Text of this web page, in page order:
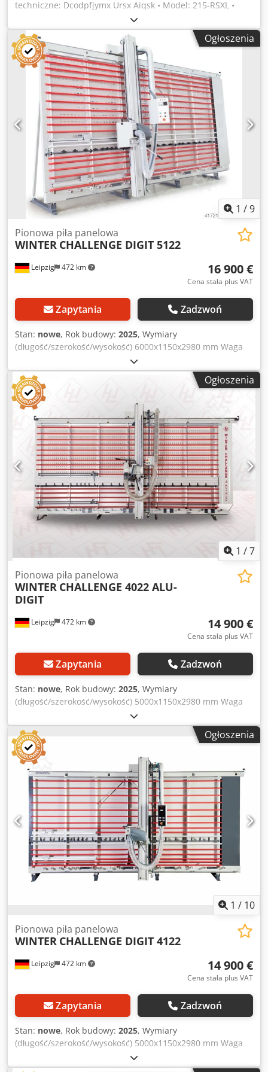
techniczne: Dcodpfjymx Ursx Aiqsk • Model: 215-RSXL •
Długość cięcia: 4150 mm • Wysokość cięcia: 2150 mm •
Maksymalna głębokość cięcia: 80 mm • Maksymalna
średnica tarczy tnącej: 300 mm • Moc silnika: 3 kW •
Prędkość obrotowa: 4200 obr./min • Posuw: 10 lub 20
m/min • Powrót: 20 m/min • Ciśnienie robocze: 6 bar
Ogłoszenia
1 /9
Leipzig 472 km
Pionowa piła panelowa
WINTER CHALLENGE DIGIT 5122
16 900 €
Cena stała plus VAT
Zapytania Zadzwoń
Stan: nowe, Rok budowy: 2025, Wymiary
(długość/szerokość/wysokość) 6000x1150x2980 mm Waga
800 kg Całkowite zapotrzebowanie mocy 3 kW Pionowa piła
panelowa WYZWANIE CYFROWE 5122 - Długość cięcia
poziomego 5100 mm - Wysokość cięcia w pionie 2200 mm -
Głębokość cięcia 60 mm - Średnica tarczy piły 250 x 30 mm
- Prędkość obrotowa głównej tarczy piły 5800 obr./min. -
Prędkość obrotowa piły podcinającej 7800 obr./min - Silnik
3,0 kW / 400 V - Dysza odciągowa 100 mm - rama maszyny
wolnostojąca, odporna na skręcanie - Wymiary montażowe
Dł.=6000, Szer.=1150, Wys.=2980 mm - Waga 800kg w tym: -
Jednostka punktacji - Główna tarcza piły 250x3,2x30 mm Z
80 TF - Jednostka podcinająca z tarczą tnącą 125x30 mm Z
24 stożkową - Cyfrowy wyświetlacz przekrojów poziomych -
Cyfrowy wyświetlacz przekrojów pionowych -
automatycznie odchylana rama listwowa - Rolki
Ogłoszenia
1 /7
Leipzig 472 km
Pionowa piła panelowa
WINTER CHALLENGE 4022 ALU-
DIGIT
14 900 €
Cena stała plus VAT
Zapytania Zadzwoń
Stan: nowe, Rok budowy: 2025, Wymiary
(długość/szerokość/wysokość) 5000x1150x2980 mm Waga
665 kg Całkowite zapotrzebowanie mocy 3 kW Piła
panelowa pionowa CHALLENGE 4022 ALU-DIGIT - Długość
cięcia poziomego 4000 mm - Wysokość cięcia w pionie 2200
mm - Głębokość cięcia 30 mm - Średnica tarczy piły 230 x
30 mm - Prędkość obrotowa głównej tarczy piły 5800
obr./min. - Prędkość obrotowa piły podcinającej 7800
obr./min - Silnik 3,0 kW / 400 V - Dysza odciągowa 100 mm -
rama maszyny wolnostojąca, odporna na skręcanie -
Wymiary montażowe Dł.=5000, Szer.=1150, Wys.=2980 mm
- Waga 665kg Dsdpfx Aevz Eihjiqock w tym: - Urządzenie do
rowkowania V-kształtnego płyt kompozytowych - Cyfrowy
wyświetlacz przekrojów poziomych - Cyfrowy wyświetlacz
przekrojów pionowych - automatycznie odchylana rama
listwowa - Rolki transportowe - ciągłe wsparcie małych
Ogłoszenia
1 / 10
Leipzig 472 km
Pionowa piła panelowa
WINTER CHALLENGE DIGIT 4122
14 900 €
Cena stała plus VAT
Zapytania Zadzwoń
Stan: nowe, Rok budowy: 2025, Wymiary
(długość/szerokość/wysokość) 5000x1150x2980 mm Waga
665 kg Całkowite zapotrzebowanie mocy 3 kW Pionowa piła
panelowa WYZWANIE CYFROWE 4122 Djdpfx Aijvz